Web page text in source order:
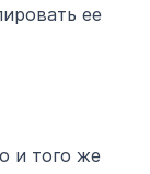
ее
и того же